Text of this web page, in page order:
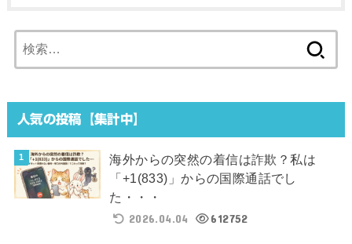
索:
人気の投稿【集計中】
海外からの突然の着信は詐欺？私は
「+1(833)」からの国際通話でし
た・・・
2026.04.04
612752